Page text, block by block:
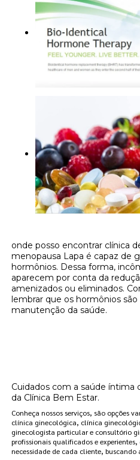
onde posso encontrar clínica
menopausa Lapa é capaz de
hormônios. Dessa forma,
aparecem por conta da
amenizados ou eliminados.
lembrar que os hormônios são
manutenção da saúde.
Cuidados com a saúde íntima
da Clínica Bem Estar.
Conheça nossos serviços, são opções
clínica ginecológica, clínica
ginecologista particular e consultório
profissionais qualificados e
necessidade de cada cliente,